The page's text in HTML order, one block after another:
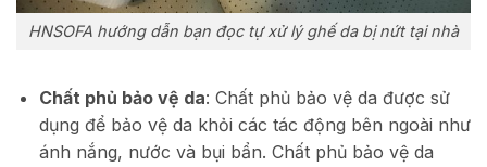
HNSOFA hướng dẫn bạn đọc tự xử lý ghế da bị nứt tại nhà
Chất phủ bảo vệ da: Chất phủ bảo vệ da được sử
dụng để bảo vệ da khỏi các tác động bên ngoài như
ánh nắng, nước và bụi bẩn. Chất phủ bảo vệ da